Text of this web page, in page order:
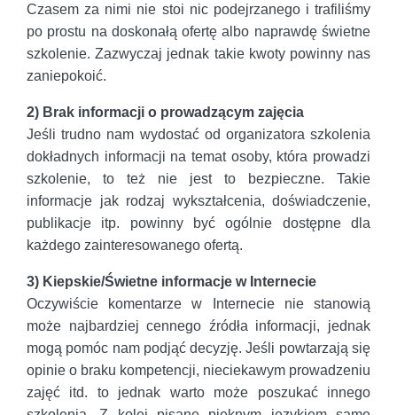
Czasem za nimi nie stoi nic podejrzanego i trafiliśmy
po prostu na doskonałą ofertę albo naprawdę świetne
szkolenie. Zazwyczaj jednak takie kwoty powinny nas
zaniepokoić.
2) Brak informacji o prowadzącym zajęcia
Jeśli trudno nam wydostać od organizatora szkolenia
dokładnych informacji na temat osoby, która prowadzi
szkolenie, to też nie jest to bezpieczne. Takie
informacje jak rodzaj wykształcenia, doświadczenie,
publikacje itp. powinny być ogólnie dostępne dla
każdego zainteresowanego ofertą.
3) Kiepskie/Świetne informacje w Internecie
Oczywiście komentarze w Internecie nie stanowią
może najbardziej cennego źródła informacji, jednak
mogą pomóc nam podjąć decyzję. Jeśli powtarzają się
opinie o braku kompetencji, nieciekawym prowadzeniu
zajęć itd. to jednak warto może poszukać innego